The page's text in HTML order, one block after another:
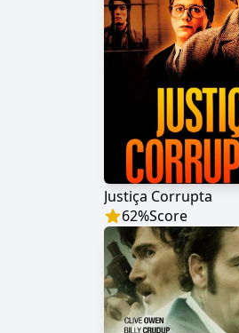
Justiça Corrupta
62%Score